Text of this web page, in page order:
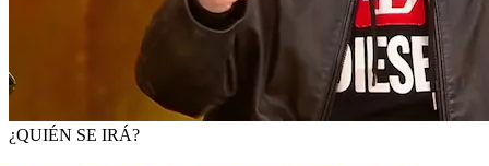
¿QUIÉN SE IRÁ?